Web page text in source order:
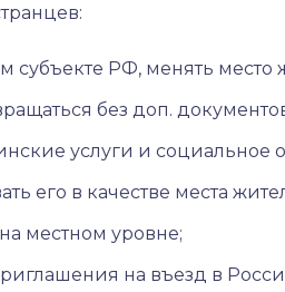
субъекте РФ, менять место
без доп.
услуги и социальное
его в качестве места
местном уровне;
на въезд в